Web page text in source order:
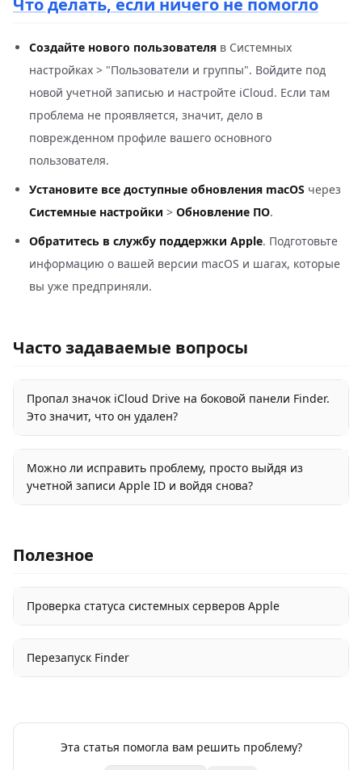
Что делать, если ничего не помогло
Создайте нового пользователя в Системных
настройках > "Пользователи и группы". Войдите под
новой учетной записью и настройте iCloud. Если там
проблема не проявляется, значит, дело в
поврежденном профиле вашего основного
пользователя.
Установите все доступные обновления macOS через
Системные настройки > Обновление ПО.
Обратитесь в службу поддержки Apple. Подготовьте
информацию о вашей версии macOS и шагах, которые
вы уже предприняли.
Часто задаваемые вопросы
Пропал значок iCloud Drive на боковой панели Finder.
Это значит, что он удален?
Можно ли исправить проблему, просто выйдя из
учетной записи Apple ID и войдя снова?
Полезное
Проверка статуса системных серверов Apple
Перезапуск Finder
Эта статья помогла вам решить проблему?